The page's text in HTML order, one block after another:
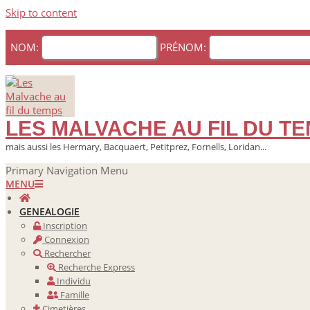
Skip to content
NOM: PRÉNOM:
LES MALVACHE AU FIL DU
mais aussi les Hermary, Bacquaert, Petitprez, Fornells, Loridan...
Primary Navigation Menu
MENU
GENEALOGIE
Inscription
Connexion
Rechercher
Recherche Express
Individu
Famille